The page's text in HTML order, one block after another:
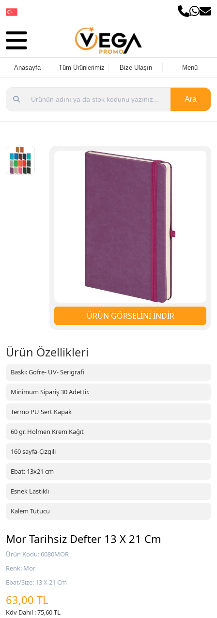
Anasayfa Tüm Ürünlerimiz Bize Ulaşın Menü
Ara
ÜRÜN GÖRSELİNİ İNDİR
Ürün Özellikleri
Baskı: Gofre- UV- Serigrafi
Minimum Sipariş 30 Adettir.
Termo PU Sert Kapak
60 gr. Holmen Krem Kağıt
160 sayfa-Çizgili
Ebat: 13x21 cm
Esnek Lastikli
Kalem Tutucu
Mor Tarihsiz Defter 13 X 21 Cm
Ürün Kodu: 6080MOR
Renk: Mor
Ebat/Size: 13 X 21 Cm
63,00 TL
Kdv Dahil : 75,60 TL